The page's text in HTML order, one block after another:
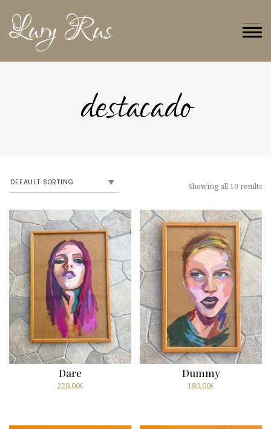
Lury Rus
destacado
Showing all 10 results
Dare
220,00€
Dummy
180,00€